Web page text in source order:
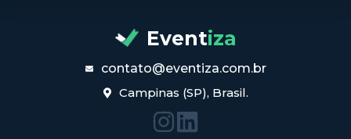
Eventiza
contato@eventiza.com.br
Campinas (SP), Brasil.